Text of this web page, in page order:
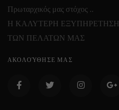
Πρωταρχικός μας στόχος ..
Η ΚΑΛΥΤΕΡΗ ΕΞΥΠΗΡΕΤΗΣΗ
ΤΩΝ ΠΕΛΑΤΩΝ ΜΑΣ
ΑΚΟΛΟΎΘΗΣΕ ΜΑΣ